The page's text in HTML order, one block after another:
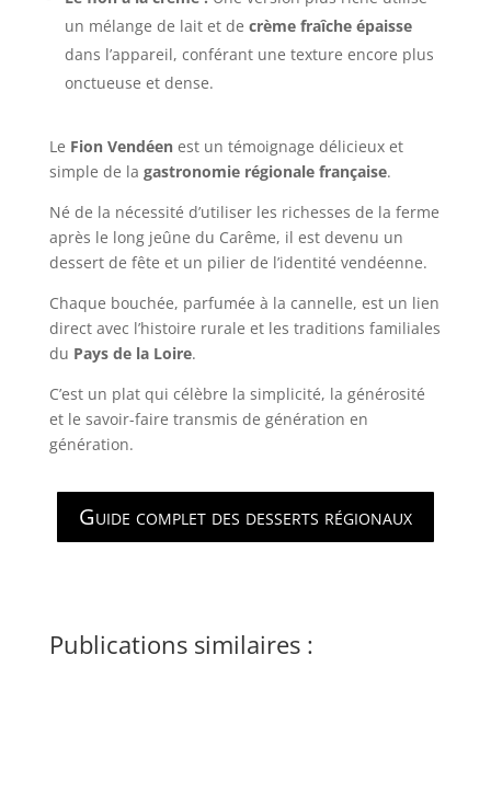
un mélange de lait et de crème fraîche épaisse
dans l’appareil, conférant une texture encore plus
onctueuse et dense.
Le Fion Vendéenest un témoignage délicieux et
simple de la gastronomie régionale française.
Né de la nécessité d’utiliser les richesses de la ferme
après le long jeûne du Carême, il est devenu un
dessert de fête et un pilier de l’identité vendéenne.
Chaque bouchée, parfumée à la cannelle, est un lien
direct avec l’histoire rurale et les traditions familiales
du Pays de la Loire.
C’est un plat qui célèbre la simplicité, la générosité
et le savoir-faire transmis de génération en
génération.
Guide complet des desserts régionaux
Publications similaires :